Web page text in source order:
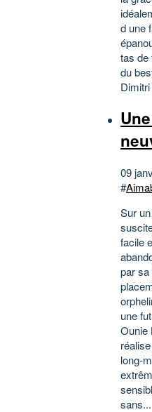
d une
tas de
du
09
#
Sur
facile
par sa
une
Ounie
long-
sans...